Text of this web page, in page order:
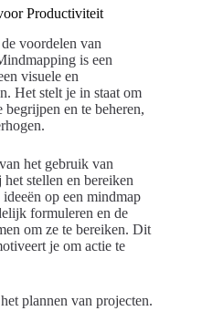
Productiviteit
voordelen van
is een
visuele en
Het stelt je in staat om
en te beheren,
het gebruik van
stellen en bereiken
op een mindmap
formuleren en de
om ze te bereiken. Dit
je om actie te
plannen van projecten.